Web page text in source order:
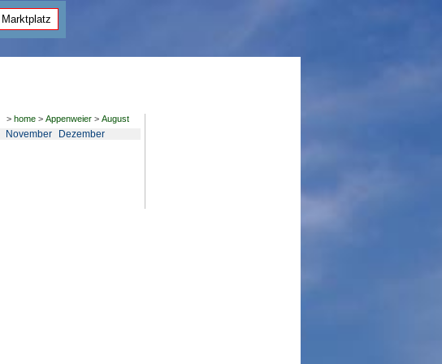
Marktplatz
> home> Appenweier> August
November Dezember